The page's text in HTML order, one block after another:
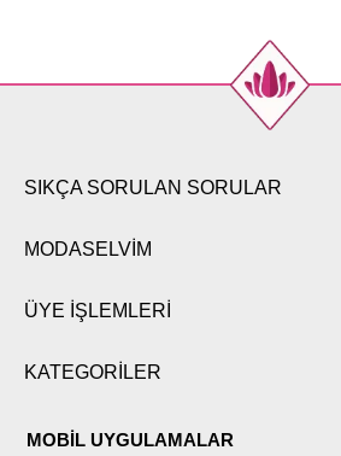
SIKÇA SORULAN SORULAR
MODASELVİM
ÜYE İŞLEMLERİ
KATEGORİLER
MOBİL UYGULAMALAR